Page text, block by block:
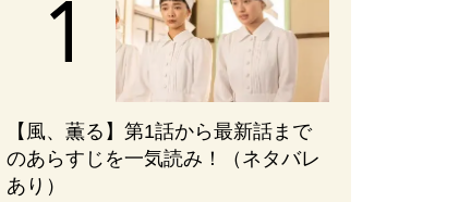
【風、薫る】第1話から最新話まで
のあらすじを一気読み！（ネタバレ
あり）